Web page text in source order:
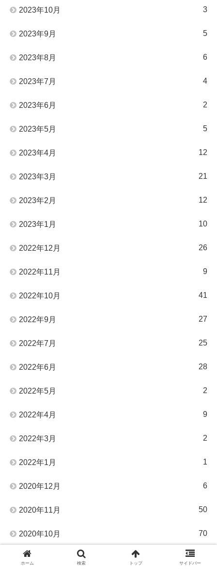
2023年10月 3
2023年9月 5
2023年8月 6
2023年7月 4
2023年6月 2
2023年5月 5
2023年4月 12
2023年3月 21
2023年2月 12
2023年1月 10
2022年12月 26
2022年11月 9
2022年10月 41
2022年9月 27
2022年7月 25
2022年6月 28
2022年5月 2
2022年4月 9
2022年3月 2
2022年1月 1
2020年12月 6
2020年11月 50
2020年10月 70
2020年9月
ホーム 検索 トップ サイドバー